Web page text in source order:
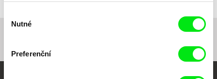
souhlasu
Nutné
Preferenční